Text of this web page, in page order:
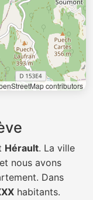
contributors
Hérault. La ville
nous avons
Dans
habitants.